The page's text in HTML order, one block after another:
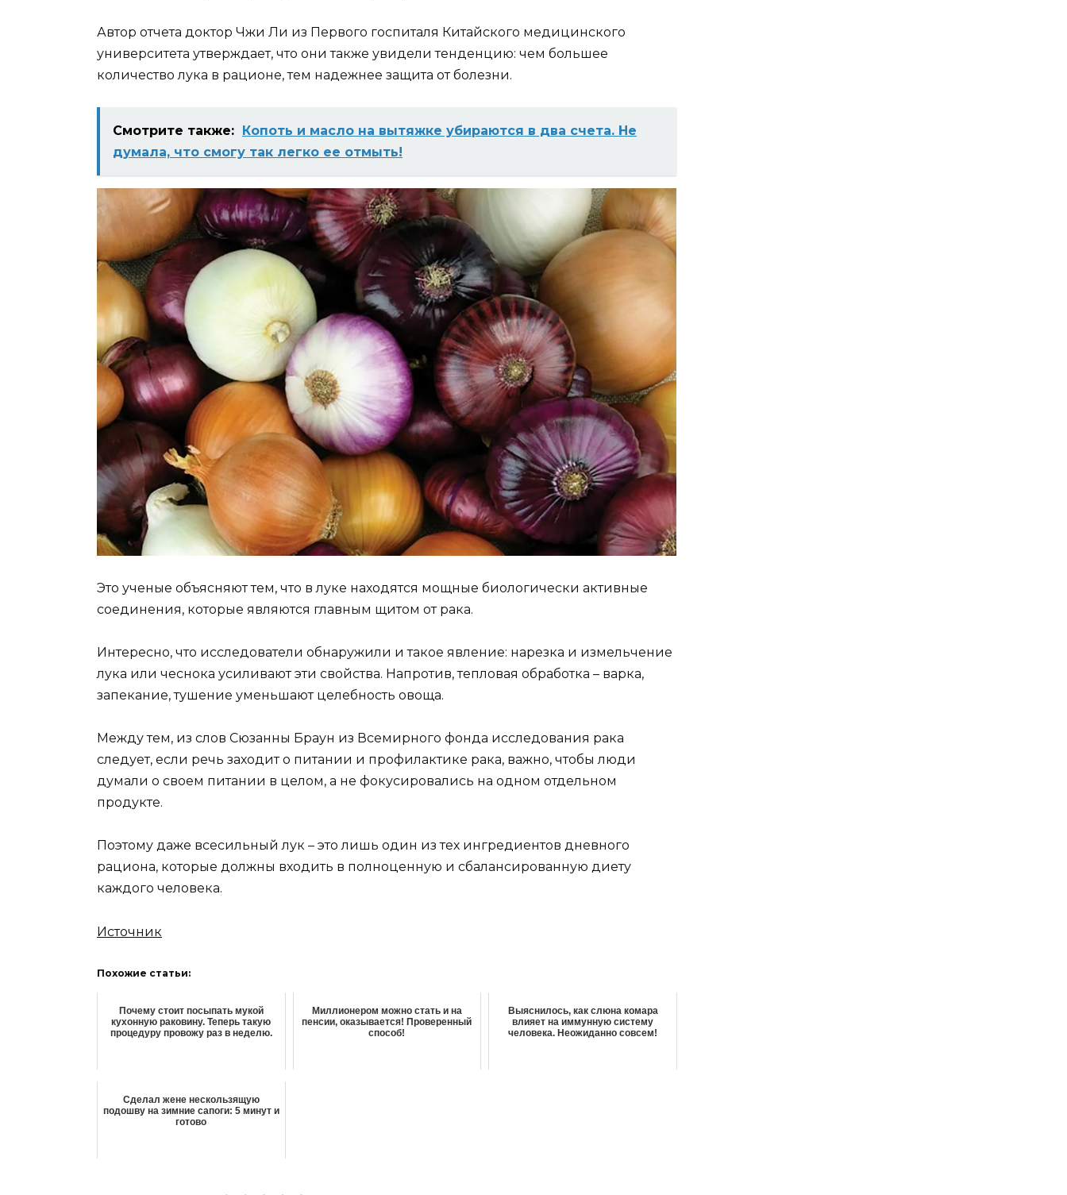
Автор отчета доктор Чжи Ли из Первого госпиталя Китайского медицинского
университета утверждает, что они также увидели тенденцию: чем большее
количество лука в рационе, тем надежнее защита от болезни.
Смотрите также: Копоть и масло на вытяжке убираются в два счета. Не
думала, что смогу так легко ее отмыть!
Это ученые объясняют тем, что в луке находятся мощные биологически активные
соединения, которые являются главным щитом от рака.
Интересно, что исследователи обнаружили и такое явление: нарезка и измельчение
лука или чеснока усиливают эти свойства. Напротив, тепловая обработка – варка,
запекание, тушение уменьшают целебность овоща.
Между тем, из слов Сюзанны Браун из Всемирного фонда исследования рака
следует, если речь заходит о питании и профилактике рака, важно, чтобы люди
думали о своем питании в целом, а не фокусировались на одном отдельном
продукте.
Поэтому даже всесильный лук – это лишь один из тех ингредиентов дневного
рациона, которые должны входить в полноценную и сбалансированную диету
каждого человека.
Источник
Похожие статьи:
Почему стоит посыпать мукой
кухонную раковину. Теперь такую
процедуру провожу раз в неделю.
Миллионером можно стать и на
пенсии, оказывается! Проверенный
способ!
Выяснилось, как слюна комара
влияет на иммунную систему
человека. Неожиданно совсем!
Сделал жене нескользящую
подошву на зимние сапоги: 5 минут и
готово